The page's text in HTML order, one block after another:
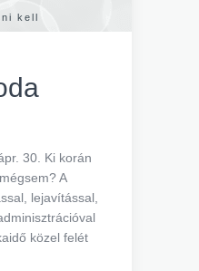
kell
30. Ki korán
A
lejavítással,
közel felét